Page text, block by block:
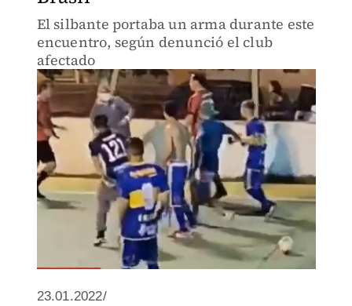
El silbante portaba un arma durante este
encuentro, según denunció el club
afectado
23.01.2022/